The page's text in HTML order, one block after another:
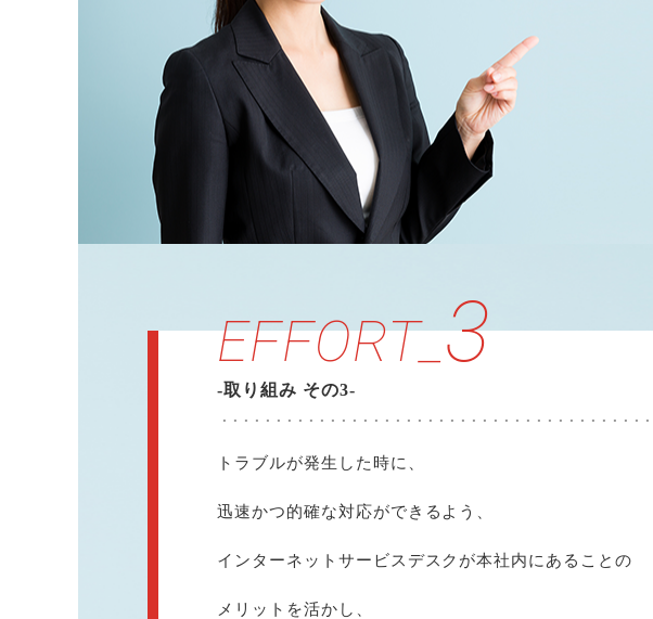
EFFORT_3
-取り組み その3-
トラブルが発生した時に、
迅速かつ的確な対応ができるよう、
インターネットサービスデスクが本社内にあることの
メリットを活かし、